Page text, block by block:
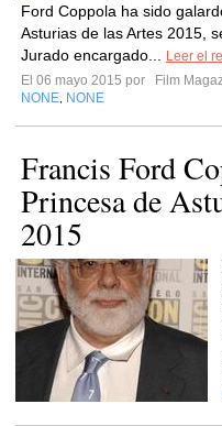
Ford Coppola ha sido
Asturias de las Artes 2015,
Jurado encargado...
Leer el
El 06 mayo 2015 por
Film
NONE NONE
Francis Ford
Princesa de
2015